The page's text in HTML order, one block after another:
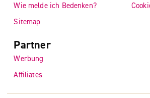
Wie melde ich Bedenken?
Sitemap
Partner
Werbung
Affiliates